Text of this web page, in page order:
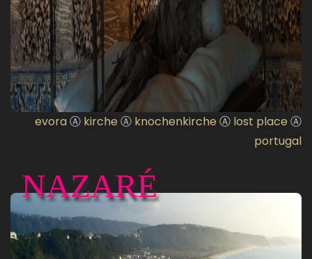
evoraⒶ kirche Ⓐ knochenkirche Ⓐ lost place Ⓐ
portugal
NAZARÉ